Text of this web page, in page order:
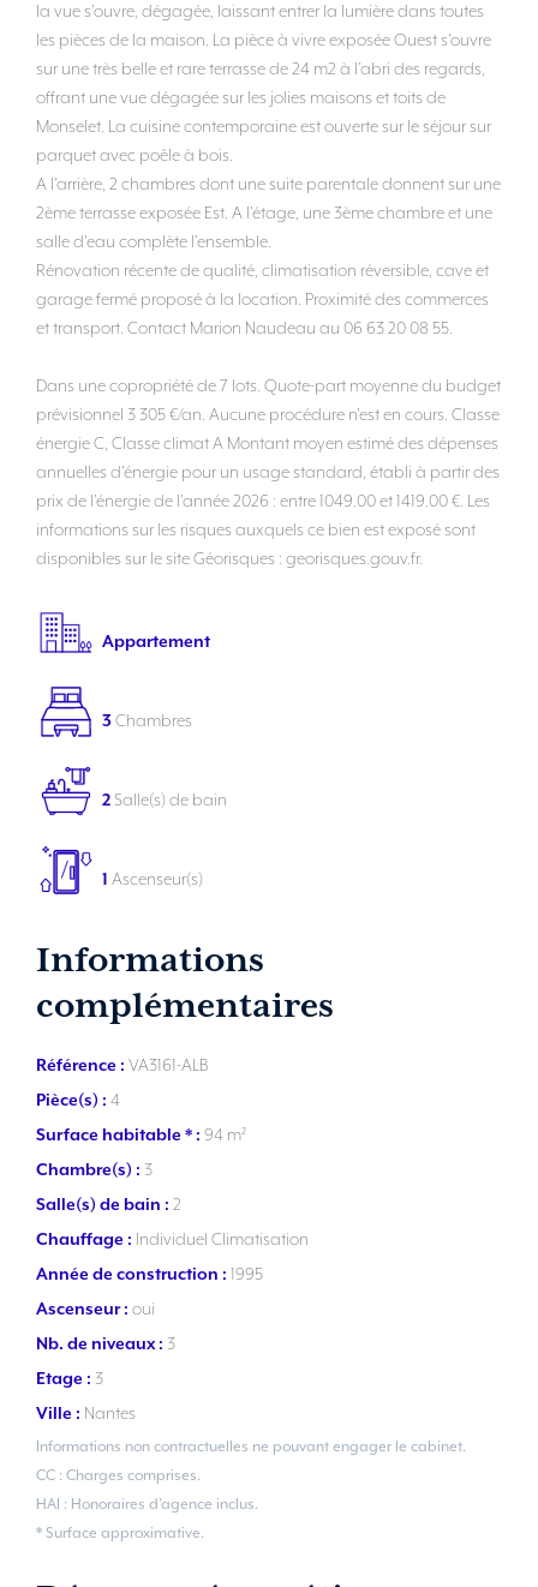
la vue s'ouvre, dégagée, laissant entrer la lumière dans toutes
les pièces de la maison. La pièce à vivre exposée Ouest s'ouvre
sur une très belle et rare terrasse de 24 m2 à l'abri des regards,
offrant une vue dégagée sur les jolies maisons et toits de
Monselet. La cuisine contemporaine est ouverte sur le séjour sur
parquet avec poêle à bois.
A l'arrière, 2 chambres dont une suite parentale donnent sur une
2ème terrasse exposée Est. A l'étage, une 3ème chambre et une
salle d'eau complète l'ensemble.
Rénovation récente de qualité, climatisation réversible, cave et
garage fermé proposé à la location. Proximité des commerces
et transport. Contact Marion Naudeau au 06 63 20 08 55.
Dans une copropriété de 7 lots. Quote-part moyenne du budget
prévisionnel 3 305 €/an. Aucune procédure n'est en cours. Classe
énergie C, Classe climat A Montant moyen estimé des dépenses
annuelles d'énergie pour un usage standard, établi à partir des
prix de l'énergie de l'année 2026 : entre 1049.00 et 1419.00 €. Les
informations sur les risques auxquels ce bien est exposé sont
disponibles sur le site Géorisques : georisques.gouv.fr.
Appartement
3 Chambres
2Salle(s) de bain
1 Ascenseur(s)
Informations
complémentaires
Référence : VA3161-ALB
Pièce(s) : 4
Surface habitable * : 94 m²
Chambre(s) : 3
Salle(s) de bain : 2
Chauffage : Individuel Climatisation
Année de construction : 1995
Ascenseur : oui
Nb. de niveaux : 3
Etage : 3
Ville : Nantes
Informations non contractuelles ne pouvant engager le cabinet.
CC : Charges comprises.
HAI : Honoraires d’agence inclus.
* Surface approximative.